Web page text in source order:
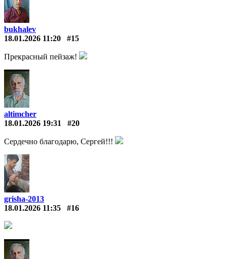
bukhalev
18.01.2026 11:20
#15
Прекрасный пейзаж!
altimcher
18.01.2026 19:31
#20
Сердечно благодарю, Сергей!!!
grisha-2013
18.01.2026 11:35
#16